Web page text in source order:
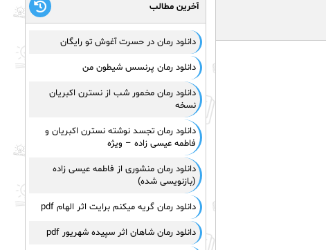
آخرین مطالب
دانلود رمان در حسرت آغوش تو رایگان
دانلود رمان پرنسس شیطون من
دانلود رمان مخمور شب از نسترن اکبریان
نسخه
دانلود رمان تجسد نوشته نسترن اکبریان و
فاطمه عیسی زاده – ویژه
دانلود رمان منشوری از فاطمه عیسی زاده
(بازنویسی شده)
دانلود رمان گریه میکنم برایت اثر الهام pdf
دانلود رمان شاهان اثر سپیده شهریور pdf